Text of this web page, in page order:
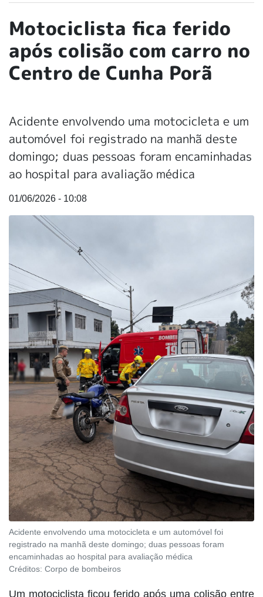
Motociclista fica ferido
após colisão com carro no
Centro de Cunha Porã
Acidente envolvendo uma motocicleta e um
automóvel foi registrado na manhã deste
domingo; duas pessoas foram encaminhadas
ao hospital para avaliação médica
01/06/2026 - 10:08
Acidente envolvendo uma motocicleta e um automóvel foi
registrado na manhã deste domingo; duas pessoas foram
encaminhadas ao hospital para avaliação médica
Créditos: Corpo de bombeiros
Um motociclista ficou ferido após uma colisão entre